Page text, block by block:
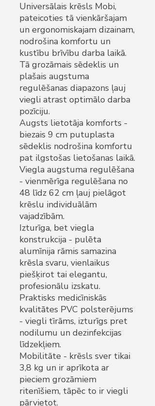
Universālais krēsls Mobi,
pateicoties tā vienkāršajam
un ergonomiskajam dizainam,
nodrošina komfortu un
kustību brīvību darba laikā.
Tā grozāmais sēdeklis un
plašais augstuma
regulēšanas diapazons ļauj
viegli atrast optimālo darba
pozīciju.
Augsts lietotāja komforts -
biezais 9 cm putuplasta
sēdeklis nodrošina komfortu
pat ilgstošas lietošanas laikā.
Viegla augstuma regulēšana
- vienmērīga regulēšana no
48 līdz 62 cm ļauj pielāgot
krēslu individuālām
vajadzībām.
Izturīga, bet viegla
konstrukcija - pulēta
alumīnija rāmis samazina
krēsla svaru, vienlaikus
piešķirot tai elegantu,
profesionālu izskatu.
Praktisks medicīniskās
kvalitātes PVC polsterējums
- viegli tīrāms, izturīgs pret
nodilumu un dezinfekcijas
līdzekļiem.
Mobilitāte - krēsls sver tikai
3,8 kg un ir aprīkota ar
pieciem grozāmiem
ritenīšiem, tāpēc to ir viegli
pārvietot.